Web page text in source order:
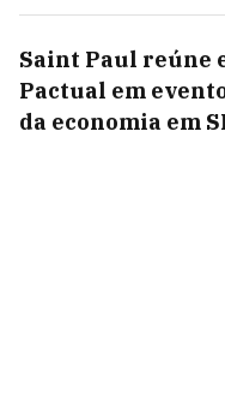
Saint Paul reúne
Pactual em
da economia em